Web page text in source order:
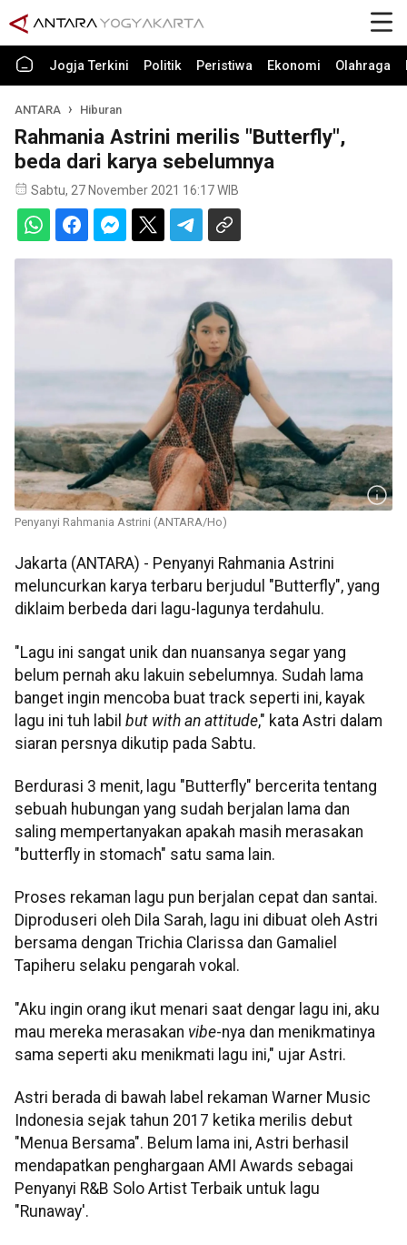
Jogja Terkini Politik Peristiwa Ekonomi Olahraga
ANTARA Hiburan
Rahmania Astrini merilis "Butterfly",
beda dari karya sebelumnya
Sabtu, 27 November 2021 16:17 WIB
Penyanyi Rahmania Astrini (ANTARA/Ho)
Jakarta (ANTARA) - Penyanyi Rahmania Astrini
meluncurkan karya terbaru berjudul "Butterfly", yang
diklaim berbeda dari lagu-lagunya terdahulu.
"Lagu ini sangat unik dan nuansanya segar yang
belum pernah aku lakuin sebelumnya. Sudah lama
banget ingin mencoba buat track seperti ini, kayak
lagu ini tuh labil but with an attitude," kata Astri dalam
siaran persnya dikutip pada Sabtu.
Berdurasi 3 menit, lagu "Butterfly" bercerita tentang
sebuah hubungan yang sudah berjalan lama dan
saling mempertanyakan apakah masih merasakan
"butterfly in stomach" satu sama lain.
Proses rekaman lagu pun berjalan cepat dan santai.
Diproduseri oleh Dila Sarah, lagu ini dibuat oleh Astri
bersama dengan Trichia Clarissa dan Gamaliel
Tapiheru selaku pengarah vokal.
"Aku ingin orang ikut menari saat dengar lagu ini, aku
mau mereka merasakan vibe-nya dan menikmatinya
sama seperti aku menikmati lagu ini," ujar Astri.
Astri berada di bawah label rekaman Warner Music
Indonesia sejak tahun 2017 ketika merilis debut
"Menua Bersama". Belum lama ini, Astri berhasil
mendapatkan penghargaan AMI Awards sebagai
Penyanyi R&B Solo Artist Terbaik untuk lagu
"Runaway'.